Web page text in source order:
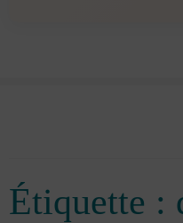
Étiquette :